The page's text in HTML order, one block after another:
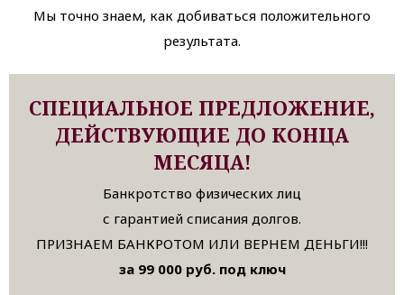
Мы точно знаем, как добиваться положительного
результата.
СПЕЦИАЛЬНОЕ ПРЕДЛОЖЕНИЕ,
ДЕЙСТВУЮЩИЕ ДО КОНЦА
МЕСЯЦА!
Банкротство физических лиц
с гарантией списания долгов.
ПРИЗНАЕМ БАНКРОТОМ ИЛИ ВЕРНЕМ ДЕНЬГИ!!!
за 99 000 руб. под ключ